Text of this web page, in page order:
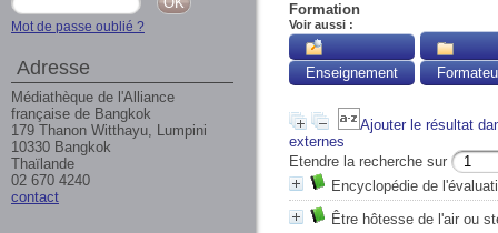
Formation
Voir aussi :
Enseignement
Ajouter le résultat
externes
Etendre la recherche sur
Encyclopédie de
Être hôtesse de l'air ou
Mot de passe oublié ?
Adresse
Médiathèque de l'Alliance
française de Bangkok
179 Thanon Witthayu, Lumpini
10330 Bangkok
Thaïlande
02 670 4240
contact